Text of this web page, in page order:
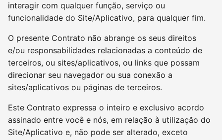
interagir com qualquer função, serviço ou
funcionalidade do Site/Aplicativo, para qualquer fim.
O presente Contrato não abrange os seus direitos
e/ou responsabilidades relacionadas a conteúdo de
terceiros, ou sites/aplicativos, ou links que possam
direcionar seu navegador ou sua conexão a
sites/aplicativos ou páginas de terceiros.
Este Contrato expressa o inteiro e exclusivo acordo
assinado entre você e nós, em relação à utilização do
Site/Aplicativo e, não pode ser alterado, exceto